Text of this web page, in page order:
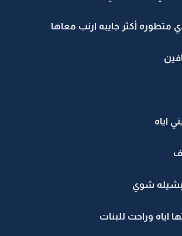
متطوره أكثر جايبه ارنب معاها
اياه
بشيله شوي
اياه وراحت للبنات